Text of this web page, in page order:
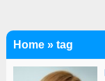
Home» tag